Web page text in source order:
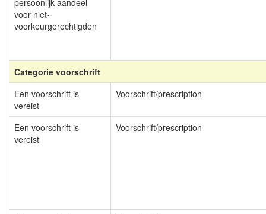
persoonlijk aandeel
voor niet-
voorkeurgerechtigden
Categorie voorschrift
Een voorschrift is
vereist
Voorschrift/prescription
Een voorschrift is
vereist
Voorschrift/prescription